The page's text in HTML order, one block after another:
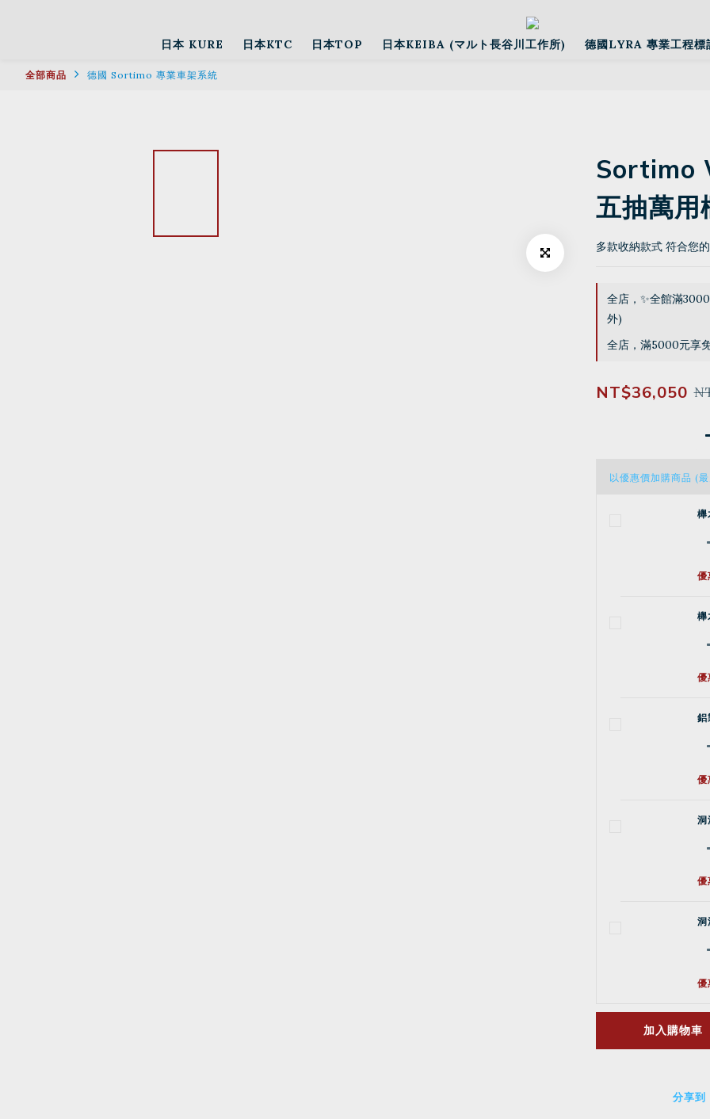
日本 KURE 日本KTC 日本TOP 日本KEIBA (マルト長谷川工作所) 德國LYRA 專業工程標
全部商品 德國 Sortimo 專業車架系統
Sortimo
五抽萬用
多款收納款式 符合您
全店，✨全館滿
外)
全店，滿5000元享
NT$36,050
以優惠價加購商品 (
洞
洞
加入購物車
分享到